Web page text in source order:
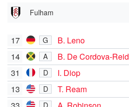
Fulham
17 G
B. Leno
14
A
B. De Cordova-Reid
31
D
I. Diop
13
D
T. Ream